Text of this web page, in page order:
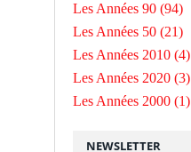
NEWSLETTER
Les Années 90 (94)
Les Années 50 (21)
Les Années 2010 (4)
Les Années 2020 (3)
Les Années 2000 (1)